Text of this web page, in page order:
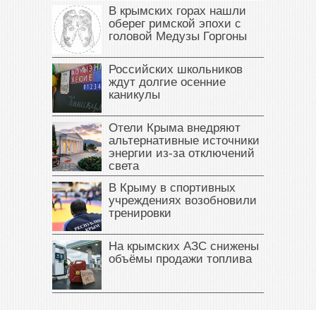
В крымских горах нашли
оберег римской эпохи с
головой Медузы Горгоны
Российских школьников
ждут долгие осенние
каникулы
Отели Крыма внедряют
альтернативные источники
энергии из-за отключений
света
В Крыму в спортивных
учреждениях возобновили
тренировки
На крымских АЗС снижены
объёмы продажи топлива